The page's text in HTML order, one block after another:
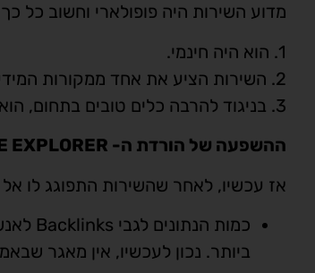
מדוע השירות היה פופולארי וחשוב כל
1. הוא היה חינמי.
2. השירות הציע את אחד ממקורות המידע הגדולים והמוצלחים לבדיקת Backlinks ברשת.
3. בניגוד להרבה כלים טובים בתחום, הוא היה פשוט ונוח לתפעול.
ההשפעה של הורדת ה- SITE EXPLORER על תחום ה- SEO
אז עכשיו, לאחר שהשירות התפוגג לו
ביותר. נכון לעכשיו, אין מאגר